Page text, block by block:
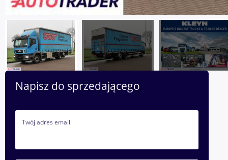
Napisz do sprzedającego
Twój adres email